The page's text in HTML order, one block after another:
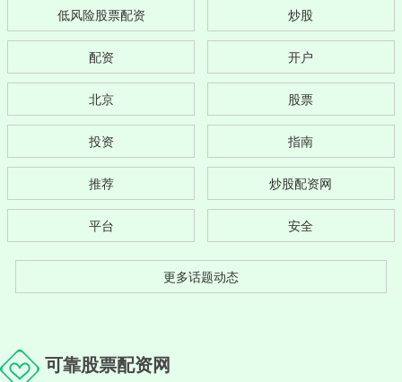
低风险股票配资 炒股
配资 开户
北京 股票
投资 指南
推荐 炒股配资网
平台 安全
更多话题动态
可靠股票配资网